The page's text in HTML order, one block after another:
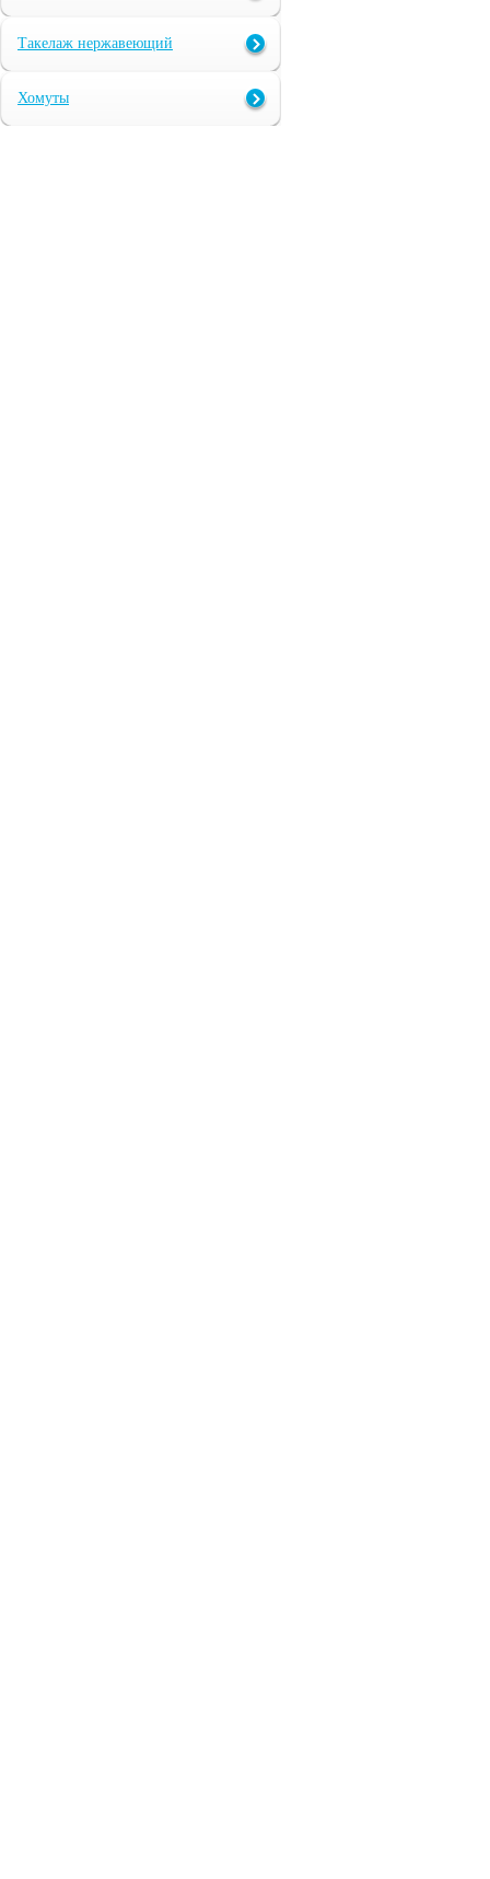
Такелаж нержавеющий
Хомуты